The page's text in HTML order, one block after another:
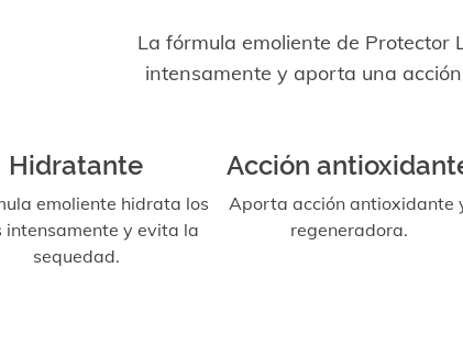
La fórmula emoliente de Protector
intensamente y aporta una
Hidratante
emoliente hidrata los
intensamente y evita la
sequedad.
Acción
Aporta acción antioxidante
regeneradora.